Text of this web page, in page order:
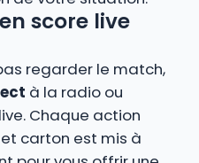
score live
regarder le match,
à la radio ou
Chaque action
carton est mis à